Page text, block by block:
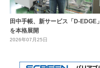
田中手帳、新サービス「D-EDGE」
を本格展開
2026年07月25日